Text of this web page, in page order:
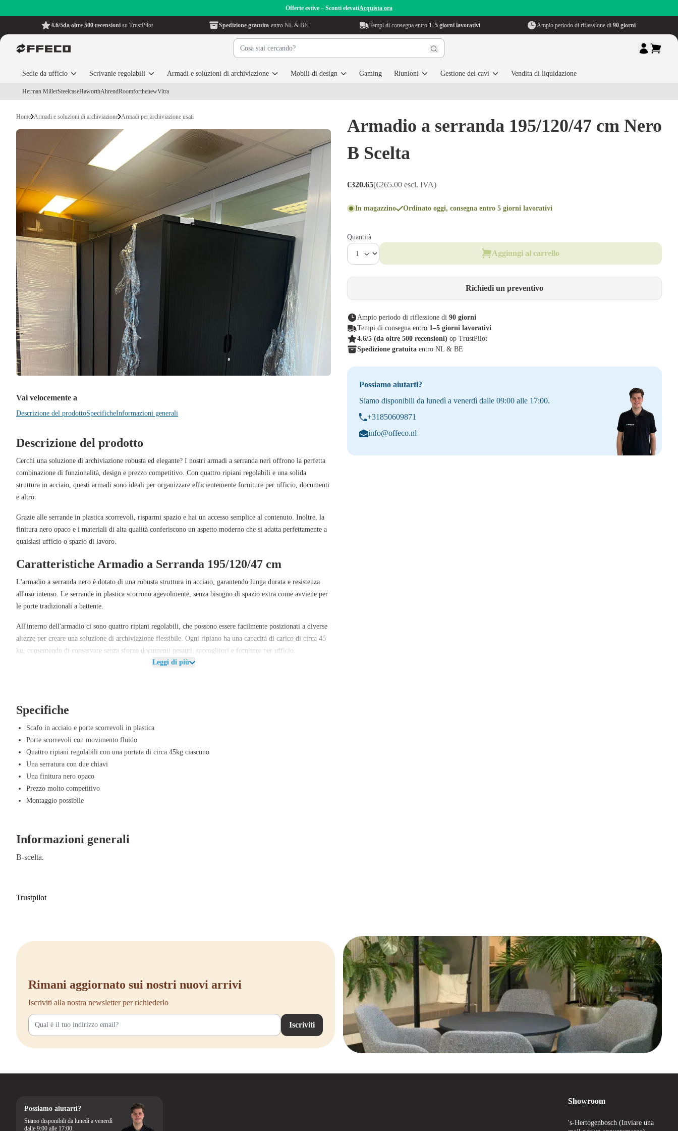
Offerte estive – Sconti elevatiAcquista ora
4.6/5da oltre 500 recensioni su TrustPilot Spedizione gratuita entro NL & BE Tempi di consegna entro 1–5 giorni lavorativi Ampio periodo di riflessione di 90 giorni
Sedie da ufficio Scrivanie regolabili Armadi e soluzioni di archiviazione Mobili di design Gaming Riunioni Gestione dei cavi Vendita di liquidazione
Herman MillerSteelcaseHaworthAhrendRoomforthenewVitra
Home Armadi e soluzioni di archiviazione Armadi per archiviazione usati
Armadio a serranda 195/120/47 cm Nero
B Scelta
€320.65(€265.00 escl. IVA)
In magazzino Ordinato oggi, consegna entro 5 giorni lavorativi
Quantità
Aggiungi al carrello
Richiedi un preventivo
Ampio periodo di riflessione di 90 giorni
Tempi di consegna entro 1–5 giorni lavorativi
4.6/5 (da oltre 500 recensioni) op TrustPilot
Spedizione gratuita entro NL & BE
Possiamo aiutarti?
Siamo disponibili da lunedì a venerdì dalle 09:00 alle 17:00.
+31850609871
info@offeco.nl
Vai velocemente a
Descrizione del prodottoSpecificheInformazioni generali
Descrizione del prodotto
Cerchi una soluzione di archiviazione robusta ed elegante? I nostri armadi a serranda neri offrono la perfetta
combinazione di funzionalità, design e prezzo competitivo. Con quattro ripiani regolabili e una solida
struttura in acciaio, questi armadi sono ideali per organizzare efficientemente forniture per ufficio, documenti
e altro.
Grazie alle serrande in plastica scorrevoli, risparmi spazio e hai un accesso semplice al contenuto. Inoltre, la
finitura nero opaco e i materiali di alta qualità conferiscono un aspetto moderno che si adatta perfettamente a
qualsiasi ufficio o spazio di lavoro.
Caratteristiche Armadio a Serranda 195/120/47 cm
L'armadio a serranda nero è dotato di una robusta struttura in acciaio, garantendo lunga durata e resistenza
all'uso intenso. Le serrande in plastica scorrono agevolmente, senza bisogno di spazio extra come avviene per
le porte tradizionali a battente.
All'interno dell'armadio ci sono quattro ripiani regolabili, che possono essere facilmente posizionati a diverse
altezze per creare una soluzione di archiviazione flessibile. Ogni ripiano ha una capacità di carico di circa 45
kg, consentendo di conservare senza sforzo documenti pesanti, raccoglitori e forniture per ufficio.
Vantaggi del Armadio a Serranda 195/120/47 cm
Duraturo e robusto – Realizzato in acciaio di alta qualità con un design robusto per un uso prolungato.
Salvaspazio – Grazie alle serrande scorrevoli, ideale per spazi di lavoro compatti.
Spazio di archiviazione flessibile – Quattro ripiani regolabili rendono l'armadio adattabile a diverse
esigenze di archiviazione.
Sicuro e chiudibile – Dotato di chiusura con due chiavi per proteggere documenti riservati.
Aspetto moderno – La finitura nero opaco elegante si adatta perfettamente a qualsiasi ufficio o spazio di
Leggi di più
Specifiche
Scafo in acciaio e porte scorrevoli in plastica
Porte scorrevoli con movimento fluido
Quattro ripiani regolabili con una portata di circa 45kg ciascuno
Una serratura con due chiavi
Una finitura nero opaco
Prezzo molto competitivo
Montaggio possibile
Informazioni generali
B-scelta.
Trustpilot
Rimani aggiornato sui nostri nuovi arrivi
Iscriviti alla nostra newsletter per richiederlo
Iscriviti
Possiamo aiutarti?
Siamo disponibili da lunedì a venerdì
dalle 9:00 alle 17:00.
Showroom
's-Hertogenbosch (Inviare una